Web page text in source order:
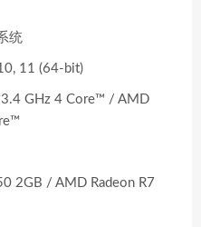
统
11 (64-bit)
GHz 4 Core™ / AMD
2GB / AMD Radeon R7